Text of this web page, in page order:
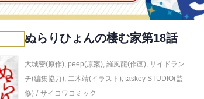
ぬらりひょんの棲む家第18話
大城密(原作), peep(原案), 羅風龍(作画), サイドラン
チ(編集協力), 二木靖(イラスト), taskey STUDIO(監
修) / サイコワコミック